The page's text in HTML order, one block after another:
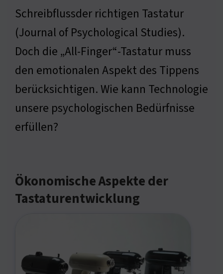
Schreibflussder richtigen Tastatur
(Journal of Psychological Studies).
Doch die „All-Finger“-Tastatur muss
den emotionalen Aspekt des Tippens
berücksichtigen. Wie kann Technologie
unsere psychologischen Bedürfnisse
erfüllen?
Ökonomische Aspekte der
Tastaturentwicklung